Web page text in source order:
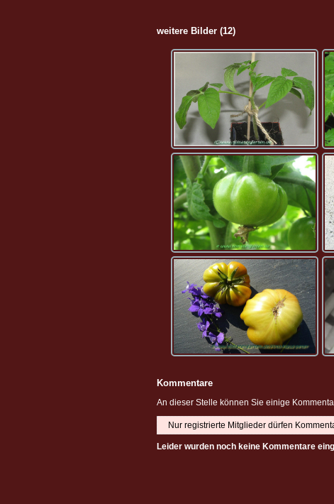
weitere Bilder (12)
Kommentare
An dieser Stelle können Sie einige
Nur registrierte Mitglieder dürfen
Leider wurden noch keine Kommentare